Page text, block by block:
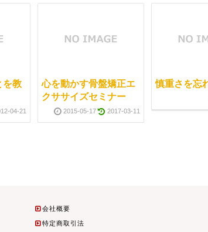
を教
04-21
心を動かす骨盤矯正エ
クササイズセミナー
2015-05-17 2017-03-11
慎重さを忘
会社概要
特定商取引法